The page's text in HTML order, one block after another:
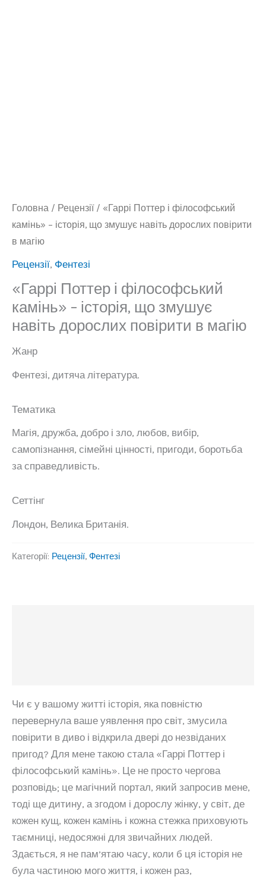
Головна / Рецензії/ «Гаррі Поттер і філософський
камінь» – історія, що змушує навіть дорослих повірити
в магію
Рецензії, Фентезі
«Гаррі Поттер і філософський
камінь» – історія, що змушує
навіть дорослих повірити в магію
Жанр
Фентезі, дитяча література.
Тематика
Магія, дружба, добро і зло, любов, вибір,
самопізнання, сімейні цінності, пригоди, боротьба
за справедливість.
Сеттінг
Лондон, Велика Британія.
Категорії: Рецензії, Фентезі
Чи є у вашому житті історія, яка повністю
перевернула ваше уявлення про світ, змусила
повірити в диво і відкрила двері до незвіданих
пригод? Для мене такою стала «Гаррі Поттер і
філософський камінь». Це не просто чергова
розповідь; це магічний портал, який запросив мене,
тоді ще дитину, а згодом і дорослу жінку, у світ, де
кожен кущ, кожен камінь і кожна стежка приховують
таємниці, недосяжні для звичайних людей.
Здається, я не пам’ятаю часу, коли б ця історія не
була частиною мого життя, і кожен раз,